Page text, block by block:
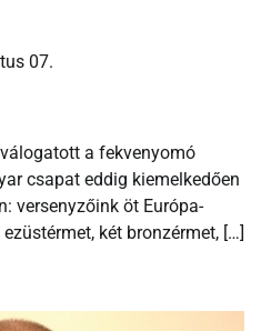
07.
a fekvenyomó
csapat eddig kiemelkedően
versenyzőink öt Európa-
két bronzérmet, […]